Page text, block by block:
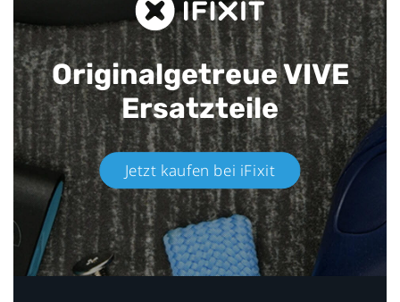
Originalgetreue VIVE
Ersatzteile
Jetzt kaufen bei iFixit​